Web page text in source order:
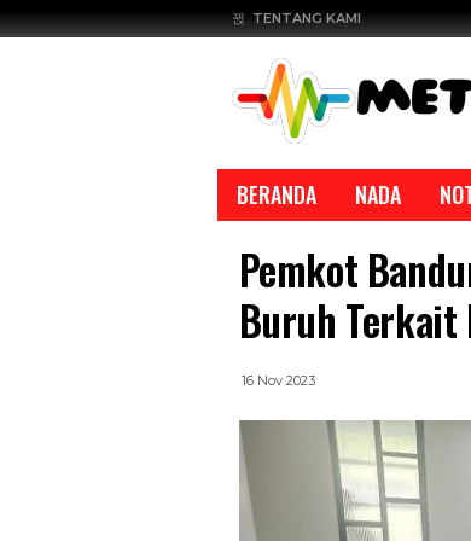
TENTANG KAMI
BERANDA NADA
Pemkot
Buruh Terkait
16 Nov 2023